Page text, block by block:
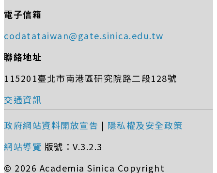
電子信箱
codatataiwan@gate.sinica.edu.tw
聯絡地址
115201臺北市南港區研究院路二段128號
交通資訊
政府網站資料開放宣告 | 隱私權及安全政策
網站導覽 版號：V.3.2.3
© 2026 Academia Sinica Copyright